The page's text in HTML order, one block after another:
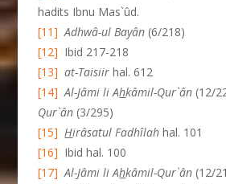
hadits Ibnu Mas`ûd.
[11] Adhwâ-ul Bayân (6/218)
[12] Ibid 217-218
[13] at-Taisiir hal. 612
[14] Al-Jâmi li Ahkâmil-Qur`ân (12/
Qur`ân (3/295)
[15] Hirâsatul Fadhîlah hal. 101
[16] Ibid hal. 100
[17] Al-Jâmi li Ahkâmil-Qur`ân (12/